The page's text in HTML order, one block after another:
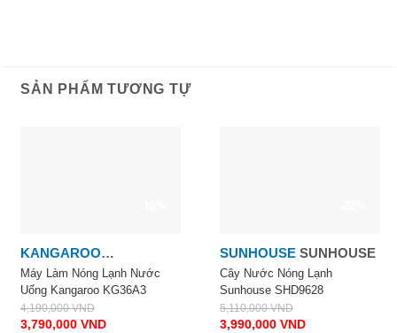
SẢN PHẨM TƯƠNG TỰ
KANGAROO
KANGAROO
Máy Làm Nóng Lạnh Nước
Uống Kangaroo KG36A3
4,190,000VND
3,790,000 VND
SUNHOUSE SUNHOUSE
Cây Nước Nóng Lạnh
Sunhouse SHD9628
5,110,000VND
3,990,000 VND